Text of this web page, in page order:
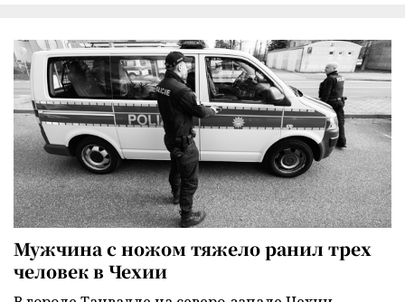
Мужчина с ножом тяжело ранил трех
человек в Чехии